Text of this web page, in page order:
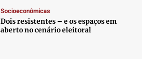
Socioeconômicas
Dois resistentes – e os espaços em
aberto no cenário eleitoral